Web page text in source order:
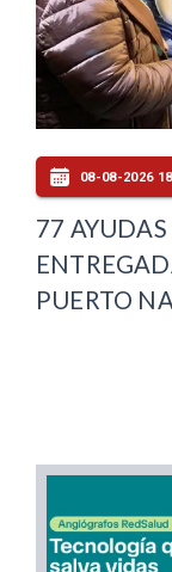
08-08-2026
77
PUERTO